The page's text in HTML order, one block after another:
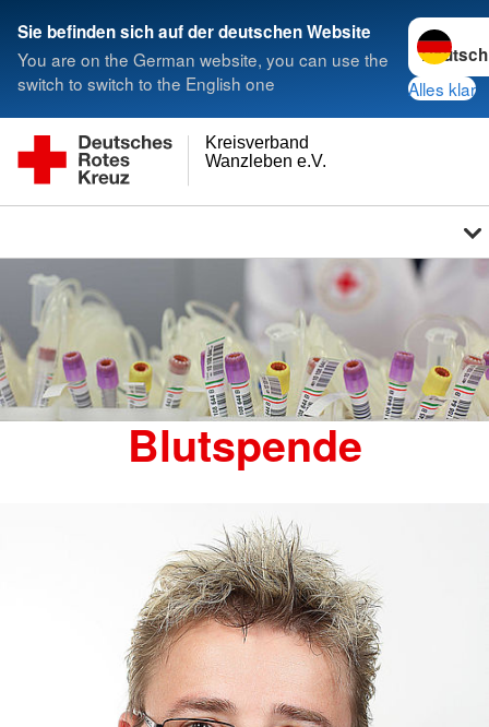
Sie befinden sich auf der deutschen Website
You are on the German website, you can use the
switch to switch to the English one
Sprache
Alles klar
Wanzleben e.V.
Kreisverband
Blutspende